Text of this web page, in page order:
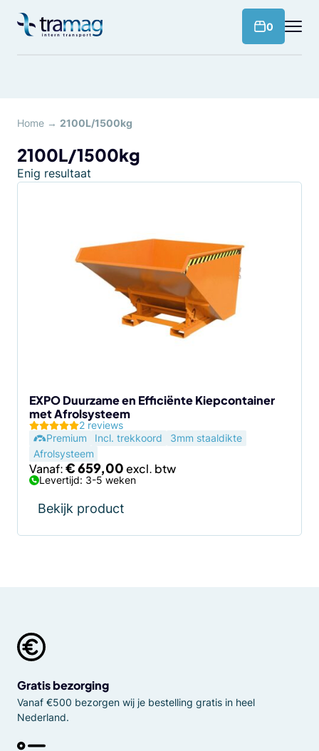
naar
0
Home → 2100L/1500kg
2100L/1500kg
Enig resultaat
EXPO Duurzame en Efficiënte Kiepcontainer
met Afrolsysteem
2 reviews
Premium
Incl. trekkoord
3mm staaldikte
Afrolsysteem
Vanaf:€659,00
Levertijd: 3-5 weken
Bekijk product
meerdere
de
productpagina
Gratis bezorging
Vanaf €500 bezorgen wij je bestelling gratis in heel
Nederland.